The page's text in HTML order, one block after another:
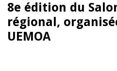
8e édition du
régional,
UEMOA